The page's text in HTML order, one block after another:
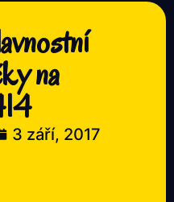
na
3 září, 2017